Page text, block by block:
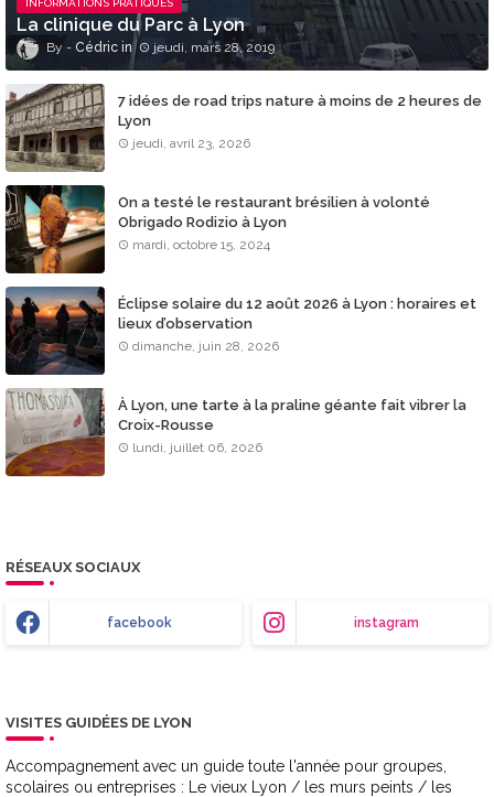
La clinique du Parc à Lyon
Cédric jeudi, mars 28, 2019
7 idées de road trips nature à moins de 2 heures de
Lyon
jeudi, avril 23, 2026
On a testé le restaurant brésilien à volonté
Obrigado Rodizio à Lyon
mardi, octobre 15, 2024
Éclipse solaire du 12 août 2026 à Lyon : horaires et
lieux d’observation
dimanche, juin 28, 2026
À Lyon, une tarte à la praline géante fait vibrer la
Croix-Rousse
lundi, juillet 06, 2026
RÉSEAUX SOCIAUX
facebook instagram
VISITES GUIDÉES DE LYON
Accompagnement avec un guide toute l'année pour groupes,
scolaires ou entreprises : Le vieux Lyon / les murs peints / les